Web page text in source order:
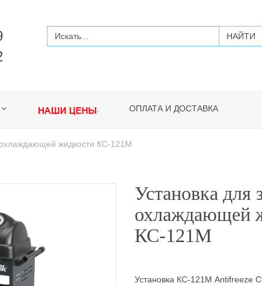
. ОПЛАТА И ДОСТАВКА
жидкости КС-121М
Установка для
охлаждающей
КС-121М
Установка КС-121М Antifreeze